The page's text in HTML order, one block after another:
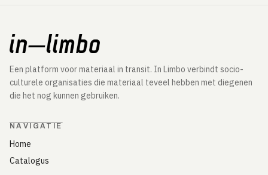
Een platform voor materiaal in transit. In Limbo verbindt socio-
culturele organisaties die materiaal teveel hebben met diegenen
die het nog kunnen gebruiken.
NAVIGATIE
Home
Catalogus